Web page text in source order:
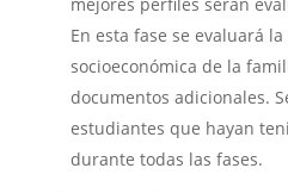
En esta fase se evaluará
socioeconómica de la
documentos adicionales.
estudiantes que hayan
durante todas las fases.